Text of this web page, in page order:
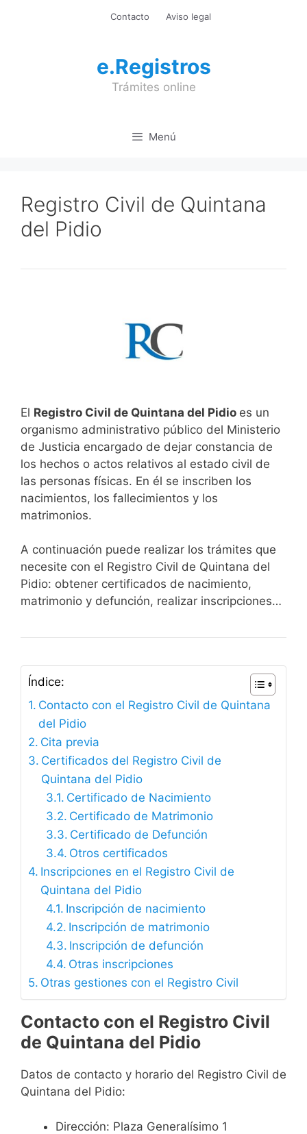
Contacto Aviso legal
e.Registros
Trámites online
Menú
Registro Civil de Quintana
del Pidio
El Registro Civil de Quintana del Pidio es un
organismo administrativo público del Ministerio
de Justicia encargado de dejar constancia de
los hechos o actos relativos al estado civil de
las personas físicas. En él se inscriben los
nacimientos, los fallecimientos y los
matrimonios.
A continuación puede realizar los trámites que
necesite con el Registro Civil de Quintana del
Pidio: obtener certificados de nacimiento,
matrimonio y defunción, realizar inscripciones…
Índice:
Contacto con el Registro Civil de Quintana
del Pidio
Cita previa
Certificados del Registro Civil de
Quintana del Pidio
Certificado de Nacimiento
Certificado de Matrimonio
Certificado de Defunción
Otros certificados
Inscripciones en el Registro Civil de
Quintana del Pidio
Inscripción de nacimiento
Inscripción de matrimonio
Inscripción de defunción
Otras inscripciones
Otras gestiones con el Registro Civil
Contacto con el Registro Civil
de Quintana del Pidio
Datos de contacto y horario del Registro Civil de
Quintana del Pidio:
Dirección: Plaza Generalísimo 1